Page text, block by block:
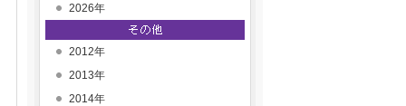
2026年
2012年
2013年
2014年